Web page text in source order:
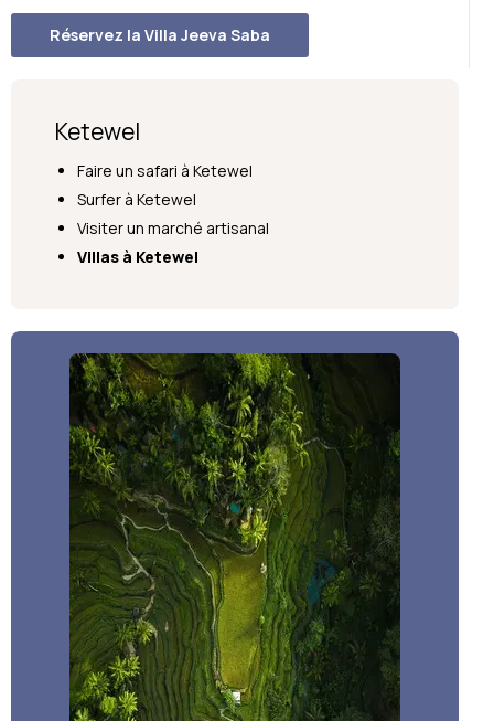
Réservez la Villa Jeeva Saba
Ketewel
Faire un safari à Ketewel
Surfer à Ketewel
Visiter un marché artisanal
Villas à Ketewel